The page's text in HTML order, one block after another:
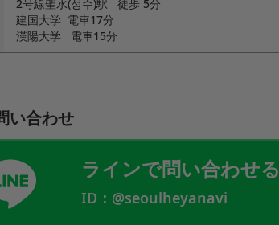
2号線聖水(성수)駅 徒歩 5分
建国大学 電車17分
漢陽大学 電車15分
い合わせ
ラインで問い合わせる
ID：@seoulheyanavi